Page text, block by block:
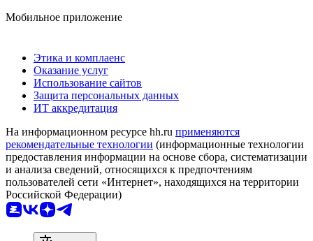
Мобильное приложение
Этика и комплаенс
Оказание услуг
Использование сайтов
Защита персональных данных
ИТ аккредитация
На информационном ресурсе hh.ru применяются
рекомендательные технологии (информационные технологии
предоставления информации на основе сбора, систематизации
и анализа сведений, относящихся к предпочтениям
пользователей сети «Интернет», находящихся на территории
Российской Федерации)